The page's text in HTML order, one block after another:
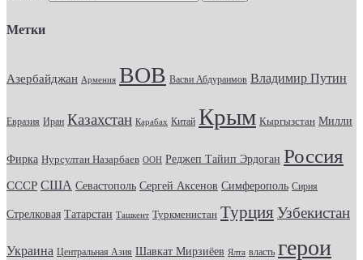
Метки
Азербайджан Армения ВОВ Васви Абдураимов Владимир Путин
Евразия Иран Казахстан Карабах Китай Крым Кыргызстан Милли
Фирка Нурсултан Назарбаев ООН Реджеп Тайип Эрдоган Россия
СССР США Севастополь Сергей Аксенов Симферополь Сирия
Стрелковая Татарстан Ташкент Туркменистан Турция Узбекистан
Украина Центральная Азия Шавкат Мирзиёев Ялта власть герои